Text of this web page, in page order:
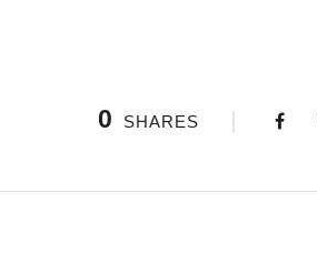
0 SHARES